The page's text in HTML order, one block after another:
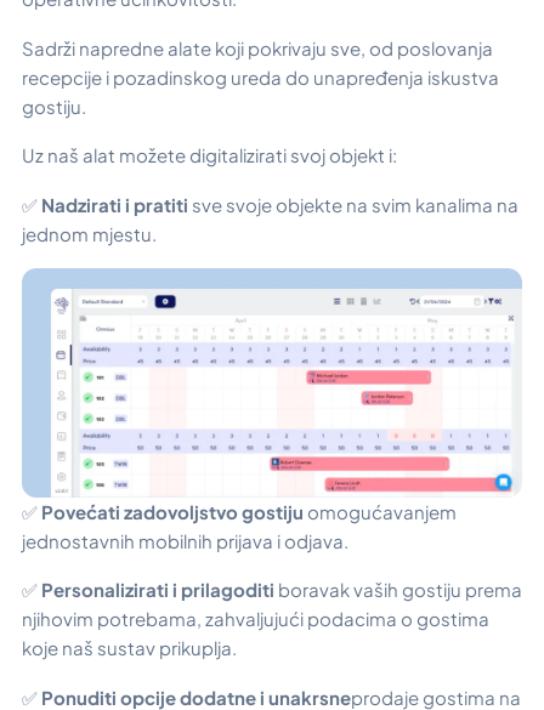
Sadrži napredne alate koji pokrivaju sve, od poslovanja
recepcije i pozadinskog ureda do unapređenja iskustva
gostiju.
Uz naš alat možete digitalizirati svoj objekt i:
✅ Nadzirati i pratiti sve svoje objekte na svim kanalima na
jednom mjestu.
✅ Povećati zadovoljstvo gostiju omogućavanjem
jednostavnih mobilnih prijava i odjava.
✅ Personalizirati i prilagoditi boravak vaših gostiju prema
njihovim potrebama, zahvaljujući podacima o gostima
koje naš sustav prikuplja.
✅ Ponuditi opcije dodatne i unakrsneprodaje gostima na